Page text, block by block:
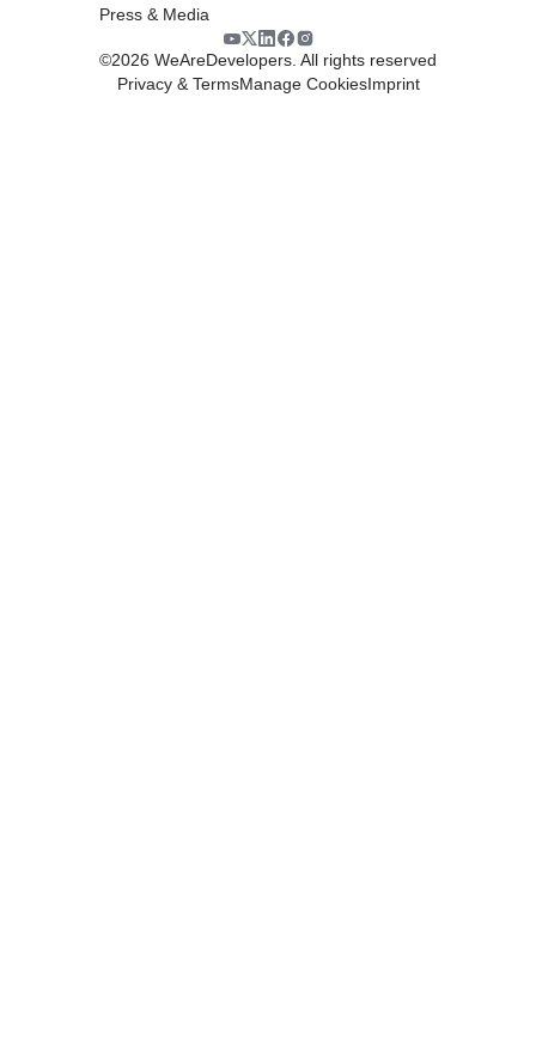
Press & Media
©2026 WeAreDevelopers. All rights reserved
Privacy & TermsManage CookiesImprint